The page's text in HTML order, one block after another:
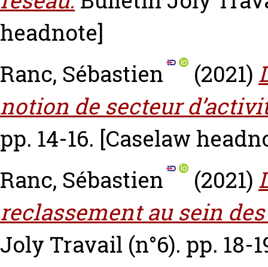
headnote]
Ranc, Sébastien
(2021)
notion de secteur
pp. 14-16. [Caselaw
Ranc, Sébastien
(2021)
reclassement au sein
Joly Travail (n°6). pp. 18-